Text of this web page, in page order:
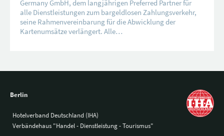
Germany GmbH, dem langjährigen Preferred Partner für
alle Dienstleistungen zum bargeldlosen Zahlungsverkehr,
seine Rahmenvereinbarung für die Abwicklung der
Kartenumsätze verlängert. Alle…
Berlin
Hotelverband Deutschland (IHA)
Verbändehaus "Handel - Dienstleistung - Tourismus"